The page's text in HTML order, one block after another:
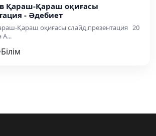
Қараш-Қараш оқиғасы
- Әдебиет
Қараш оқиғасы слайд,презентация 20
А...
Білім